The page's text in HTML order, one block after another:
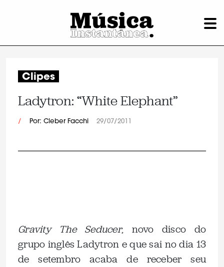
Clipes
Ladytron: “White Elephant”
/ Por: Cleber Facchi 29/07/2011
Gravity The Seducer, novo disco do
grupo inglês Ladytron e que sai no dia 13
de setembro acaba de receber seu